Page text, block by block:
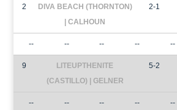
2
DIVA BEACH (THORNTON)
| CALHOUN
2-1
-- -- -- -- --
9
LITEUPTHENITE
(CASTILLO) | GELNER
5-2
-- -- -- -- --